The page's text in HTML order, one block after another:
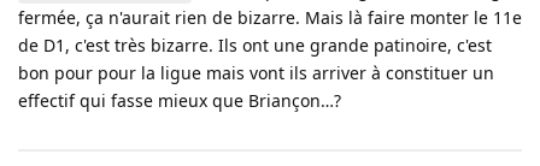
fermée, ça n'aurait rien de bizarre. Mais là faire monter le 11e
de D1, c'est très bizarre. Ils ont une grande patinoire, c'est
bon pour pour la ligue mais vont ils arriver à constituer un
effectif qui fasse mieux que Briançon…?